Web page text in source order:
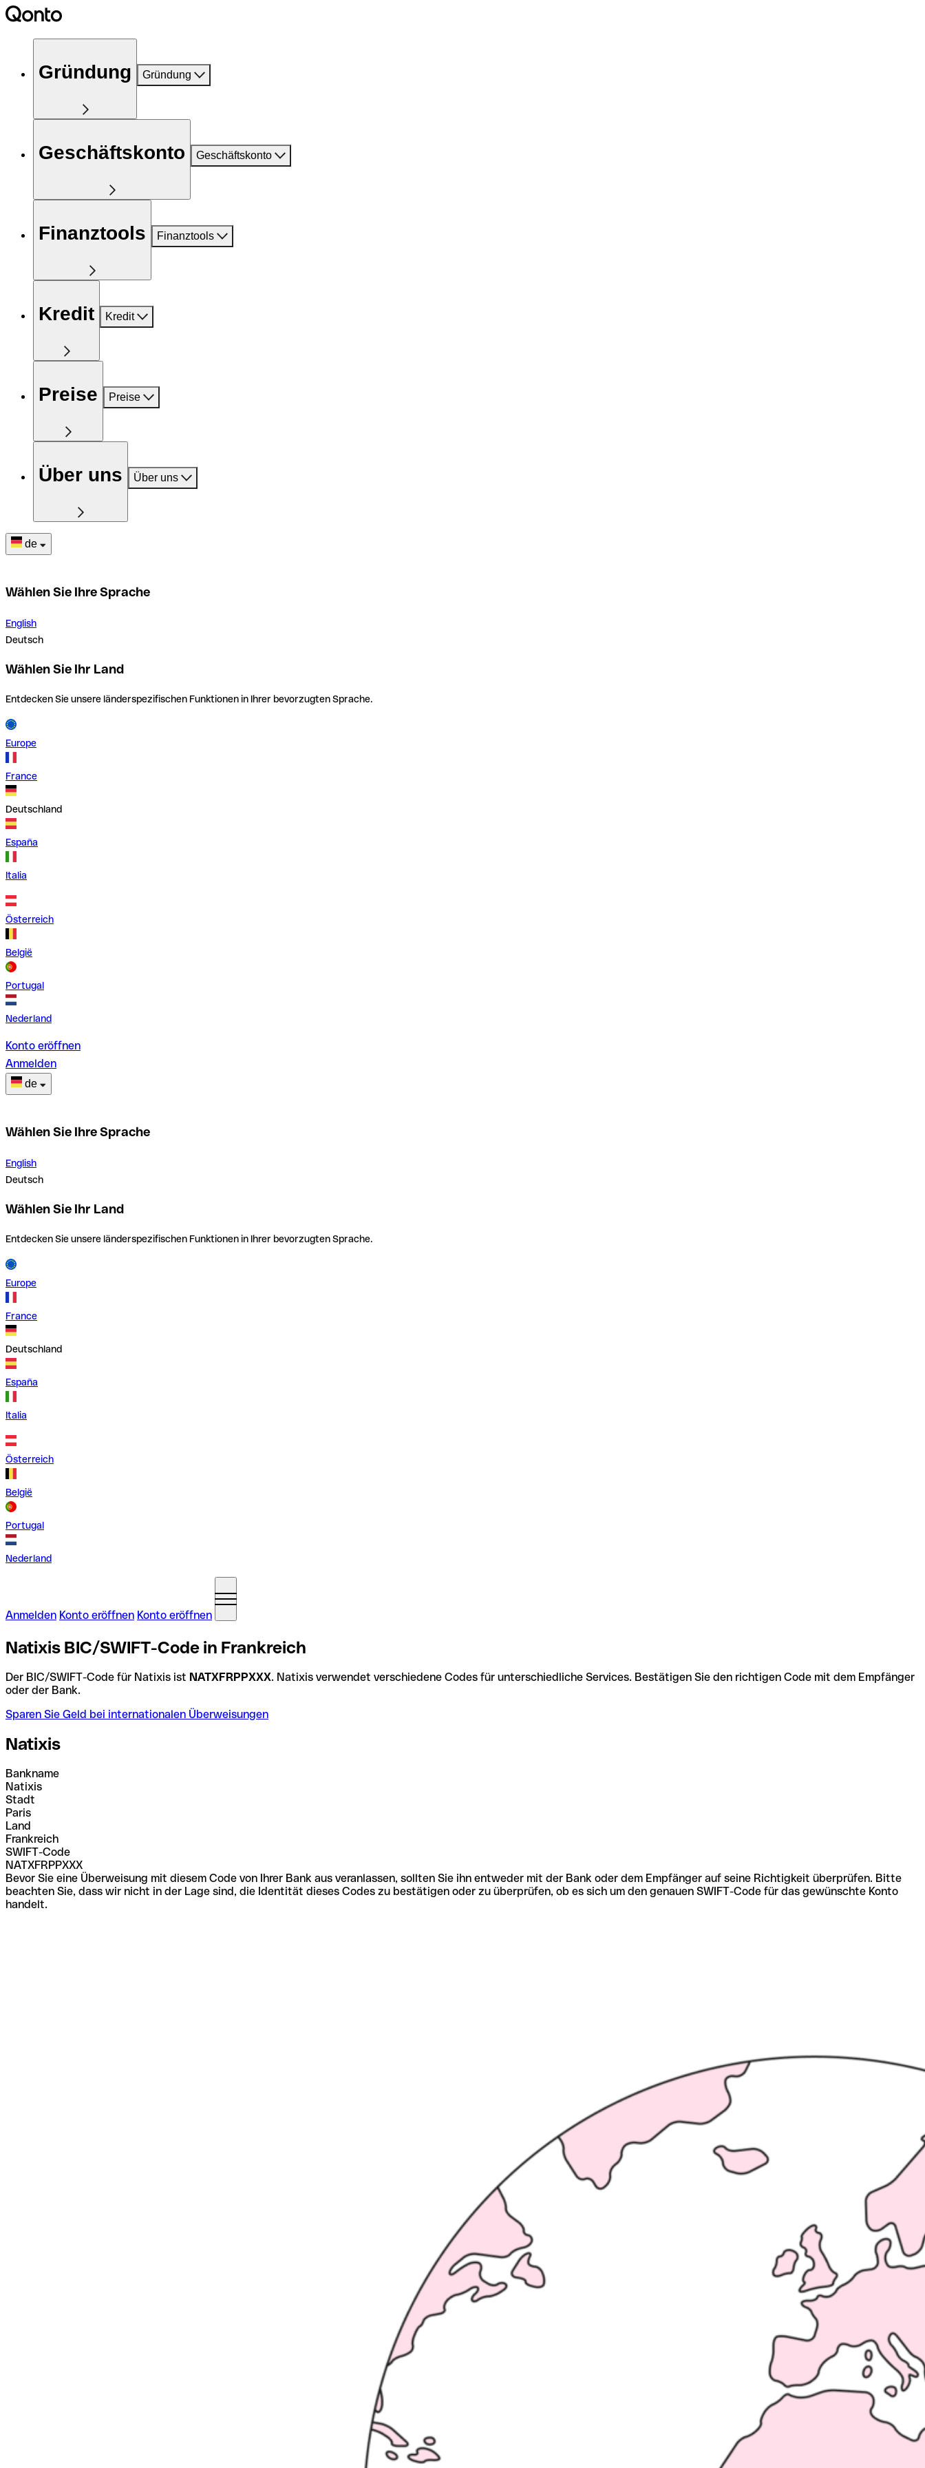
Gründung Gründung
Geschäftskonto Geschäftskonto
Finanztools Finanztools
Kredit Kredit
Preise Preise
Über uns Über uns
de
Wählen Sie Ihre Sprache
English
Deutsch
Wählen Sie Ihr Land
Entdecken Sie unsere länderspezifischen Funktionen in Ihrer bevorzugten Sprache.
Europe
France
Deutschland
España
Italia
Österreich
België
Portugal
Nederland
Konto eröffnen
Anmelden
de
Wählen Sie Ihre Sprache
English
Deutsch
Wählen Sie Ihr Land
Entdecken Sie unsere länderspezifischen Funktionen in Ihrer bevorzugten Sprache.
Europe
France
Deutschland
España
Italia
Österreich
België
Portugal
Nederland
Anmelden Konto eröffnen Konto eröffnen
Natixis BIC/SWIFT-Code in Frankreich
Der BIC/SWIFT-Code für Natixis ist NATXFRPPXXX. Natixis verwendet verschiedene Codes für unterschiedliche Services. Bestätigen Sie den richtigen Code mit dem Empfänger
oder der Bank.
Sparen Sie Geld bei internationalen Überweisungen
Natixis
Bankname
Natixis
Stadt
Paris
Land
Frankreich
SWIFT-Code
NATXFRPPXXX
Bevor Sie eine Überweisung mit diesem Code von Ihrer Bank aus veranlassen, sollten Sie ihn entweder mit der Bank oder dem Empfänger auf seine Richtigkeit überprüfen. Bitte
beachten Sie, dass wir nicht in der Lage sind, die Identität dieses Codes zu bestätigen oder zu überprüfen, ob es sich um den genauen SWIFT-Code für das gewünschte Konto
handelt.